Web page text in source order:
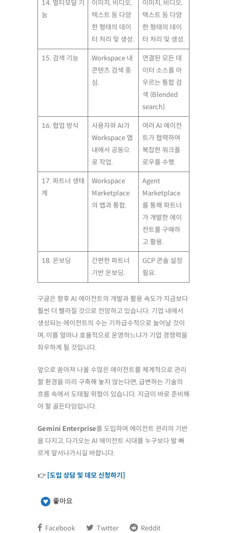
14. 멀티모달 기
능
이미지, 비디오,
텍스트 등 다양
한 형태의 데이
터 처리 및 생성.
이미지, 비디오,
텍스트 등 다양
한 형태의 데이
터 처리 및 생성.
15. 검색 기능
Workspace 내
콘텐츠 검색 중
심.
연결된 모든 데
이터 소스를 아
우르는 통합 검
색 (Blended
search).
16. 협업 방식
사용자와 AI가
Workspace 앱
내에서 공동으
로 작업.
여러 AI 에이전
트가 협력하여
복잡한 워크플
로우를 수행.
17. 파트너 생태
계
Workspace
Marketplace
의 앱과 통합.
Agent
Marketplace
를 통해 파트너
가 개발한 에이
전트를 구매하
고 활용.
18. 온보딩
간편한 파트너
기반 온보딩.
GCP 콘솔 설정
필요.
구글은 향후 AI 에이전트의 개발과 활용 속도가 지금보다
훨씬 더 빨라질 것으로 전망하고 있습니다. 기업 내에서
생성되는 에이전트의 수는 기하급수적으로 늘어날 것이
며, 이를 얼마나 효율적으로 운영하느냐가 기업 경쟁력을
좌우하게 될 것입니다.
앞으로 쏟아져 나올 수많은 에이전트를 체계적으로 관리
할 환경을 미리 구축해 놓지 않는다면, 급변하는 기술의
흐름 속에서 도태될 위험이 있습니다. 지금이 바로 준비해
야 할 골든타임입니다.
Gemini Enterprise를 도입하여 에이전트 관리의 기반
을 다지고, 다가오는 AI 에이전트 시대를 누구보다 발 빠
르게 앞서나가시길 바랍니다.
👉 [도입 상담 및 데모 신청하기]
좋아요
Facebook Twitter Reddit